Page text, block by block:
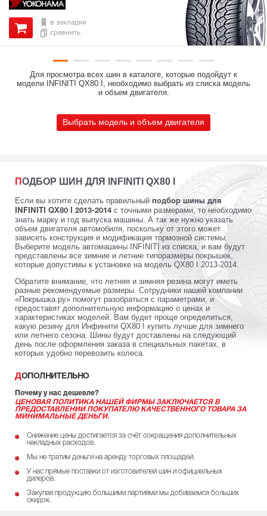
в закладки
сравнить
Для просмотра всех шин в каталоге, которые подойдут к
модели INFINITI QX80 I, необходимо выбрать из списка модель
и объем двигателя.
Выбрать модель и объем двигателя
ПОДБОР ШИН ДЛЯ INFINITI QX80 I
Если вы хотите сделать правильный подбор шины для
INFINITI QX80 I 2013-2014 с точными размерами, то необходимо
знать марку и год выпуска машины. А так же нужно указать
объем двигателя автомобиля, поскольку от этого может
зависеть конструкция и модификация тормозной системы.
Выберите модель автомашины INFINITI из списка, и вам будут
представлены все зимние и летние типоразмеры покрышек,
которые допустимы к установке на модель QX80 I 2013-2014.
Обратите внимание, что летняя и зимняя резина могут иметь
разные рекомендуемые размеры. Сотрудники нашей компании
«Покрышка.ру» помогут разобраться с параметрами, и
предоставят дополнительную информацию о ценах и
характеристиках моделей. Вам будет проще определиться,
какую резину для Инфинити QX80 I купить лучше для зимнего
или летнего сезона. Шины будут доставлены на следующий
день после оформления заказа в специальных пакетах, в
которых удобно перевозить колеса.
ДОПОЛНИТЕЛЬНО
Почему у нас дешевле?
ЦЕНОВАЯ ПОЛИТИКА НАШЕЙ ФИРМЫ ЗАКЛЮЧАЕТСЯ В
ПРЕДОСТАВЛЕНИИ ПОКУПАТЕЛЮ КАЧЕСТВЕННОГО ТОВАРА ЗА
МИНИМАЛЬНЫЕ ДЕНЬГИ.
Снижение цены достигается за счёт сокращения дополнительных
накладных расходов.
Мы не тратим деньги на аренду торговых площадей.
У нас прямые поставки от изготовителей шин и официальных
дилеров.
Закупая продукцию большими партиями мы добиваемся больших
скидок.